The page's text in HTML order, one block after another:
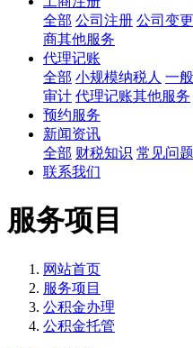
全部 公司注册 公司变更
商其他服务
代理记账
全部 小规模纳税人 一
审计 代理记账其他服务
预约服务
新闻资讯
全部 财税知识 常见问题
联系我们
服务项目
网站首页
服务项目
公积金办理
公积金托管